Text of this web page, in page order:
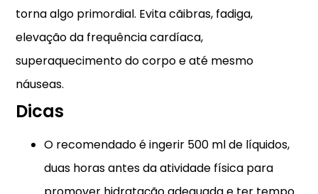
torna algo primordial. Evita cãibras, fadiga,
elevação da frequência cardíaca,
superaquecimento do corpo e até mesmo
náuseas.
Dicas
O recomendado é ingerir 500 ml de líquidos,
duas horas antes da atividade física para